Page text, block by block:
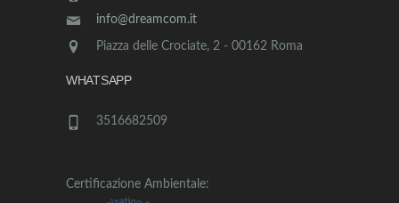
info@dreamcom.it
Piazza delle Crociate, 2 - 00162 Roma
WHATSAPP
3516682509
Certificazione Ambientale: